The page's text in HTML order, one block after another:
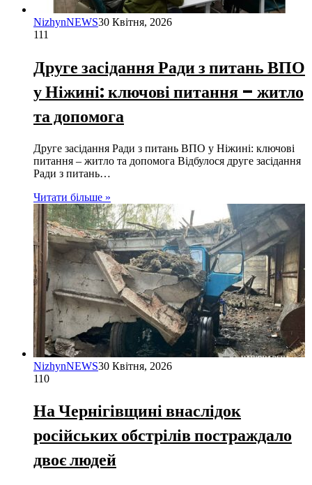
NizhynNEWS30 Квітня, 2026
111
Друге засідання Ради з питань ВПО
у Ніжині: ключові питання – житло
та допомога
Друге засідання Ради з питань ВПО у Ніжині: ключові
питання – житло та допомога Відбулося друге засідання
Ради з питань…
Читати більше »
NizhynNEWS30 Квітня, 2026
110
На Чернігівщині внаслідок
російських обстрілів постраждало
двоє людей